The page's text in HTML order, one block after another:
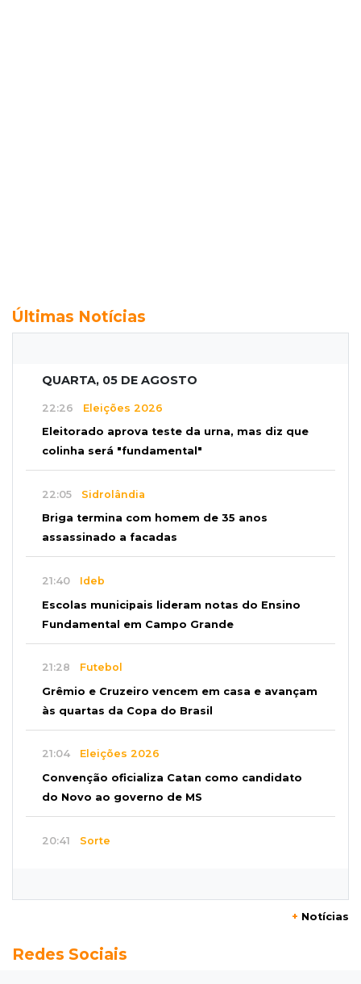
Últimas Notícias
QUARTA, 05 DE AGOSTO
22:26 Eleições 2026
Eleitorado aprova teste da urna, mas diz que
colinha será "fundamental"
22:05 Sidrolândia
Briga termina com homem de 35 anos
assassinado a facadas
21:40 Ideb
Escolas municipais lideram notas do Ensino
Fundamental em Campo Grande
21:28 Futebol
Grêmio e Cruzeiro vencem em casa e avançam
às quartas da Copa do Brasil
21:04 Eleições 2026
Convenção oficializa Catan como candidato
do Novo ao governo de MS
20:41 Sorte
Com 11 gatos, morador pede fim do abandono
+ Notícias
Redes Sociais